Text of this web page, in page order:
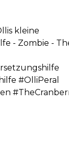
kleine
- Zombie -
#OlliPeral